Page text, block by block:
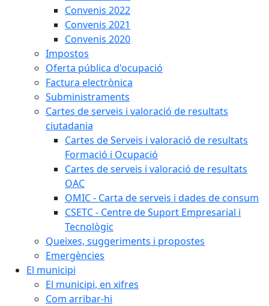
Convenis 2022
Convenis 2021
Convenis 2020
Impostos
Oferta pública d'ocupació
Factura electrònica
Subministraments
Cartes de serveis i valoració de resultats
ciutadania
Cartes de Serveis i valoració de resultats
Formació i Ocupació
Cartes de serveis i valoració de resultats
OAC
OMIC - Carta de serveis i dades de consum
CSETC - Centre de Suport Empresarial i
Tecnològic
Queixes, suggeriments i propostes
Emergències
El municipi
El municipi, en xifres
Com arribar-hi